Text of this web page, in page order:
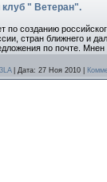
" Ветеран".
созданию
стран ближнего и
по почте. Мнен
Дата: 27 Ноя 2010